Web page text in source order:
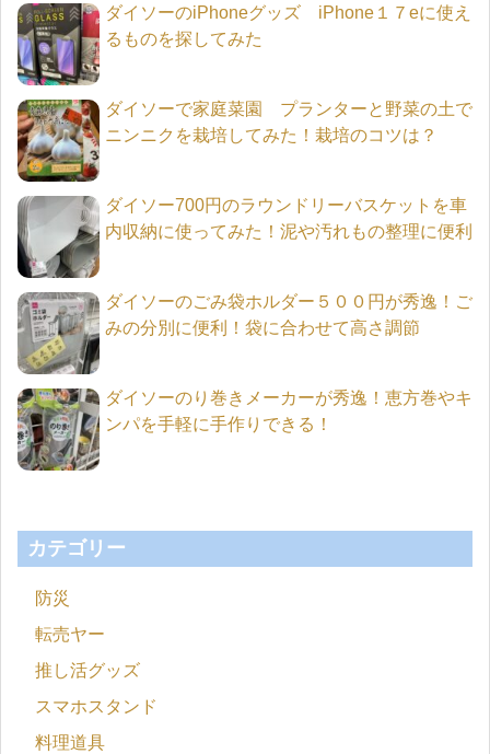
ダイソーのiPhoneグッズ iPhone１７eに使え
るものを探してみた
ダイソーで家庭菜園 プランターと野菜の土で
ニンニクを栽培してみた！栽培のコツは？
ダイソー700円のラウンドリーバスケットを車
内収納に使ってみた！泥や汚れもの整理に便利
ダイソーのごみ袋ホルダー５００円が秀逸！ご
みの分別に便利！袋に合わせて高さ調節
ダイソーのり巻きメーカーが秀逸！恵方巻やキ
ンパを手軽に手作りできる！
カテゴリー
防災
転売ヤー
推し活グッズ
スマホスタンド
料理道具